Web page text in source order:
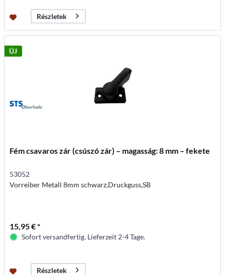
Részletek
ÚJ
Fém csavaros zár (csúszó zár) – magasság: 8 mm – fekete
53052
Vorreiber Metall 8mm schwarz,Druckguss,SB
15,95 € *
Sofort versandfertig. Lieferzeit 2-4 Tage.
Részletek